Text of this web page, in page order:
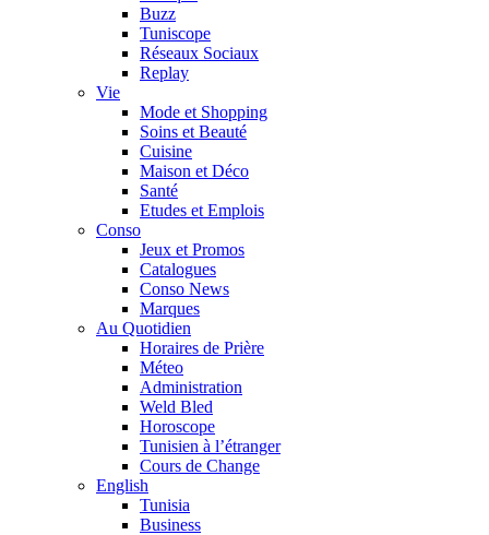
Buzz
Tuniscope
Réseaux Sociaux
Replay
Vie
Mode et Shopping
Soins et Beauté
Cuisine
Maison et Déco
Santé
Etudes et Emplois
Conso
Jeux et Promos
Catalogues
Conso News
Marques
Au Quotidien
Horaires de Prière
Méteo
Administration
Weld Bled
Horoscope
Tunisien à l’étranger
Cours de Change
English
Tunisia
Business